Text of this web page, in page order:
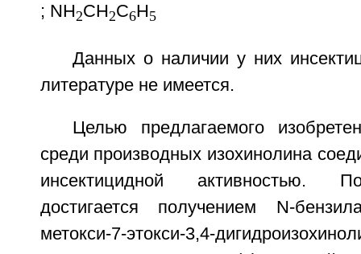
; NH2CH2C6H5
Данных о наличии у них
литературе не имеется.
Целью предлагаемого
среди производных изохинолина
инсектицидной активностью.
достигается получением N-
метокси-7-этокси-3,4-